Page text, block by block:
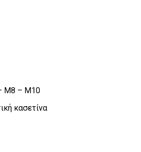
Χειρός
χειρός συνεργείου
M8 – M10
κασετίνα